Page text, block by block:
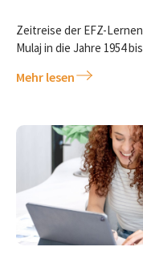
Zeitreise der EFZ-
Mulaj in die Jahre 1954
Mehr lesen